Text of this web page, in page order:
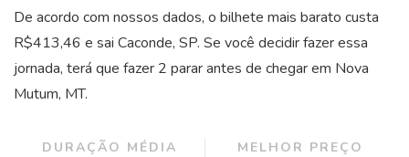
De acordo com nossos dados, o bilhete mais barato custa
R$413,46 e sai Caconde, SP. Se você decidir fazer essa
jornada, terá que fazer 2 parar antes de chegar em Nova
Mutum, MT.
DURAÇÃO MÉDIA MELHOR PREÇO